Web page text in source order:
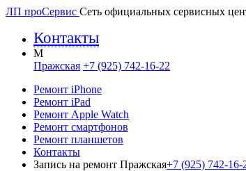
ЛП проСервис Сеть официальных сервисных
Контакты
M
Пражская +7 (925) 742-16-22
Ремонт iPhone
Ремонт iPad
Ремонт Apple Watch
Ремонт смартфонов
Ремонт планшетов
Контакты
Запись на ремонт Пражская+7 (925) 742-16-